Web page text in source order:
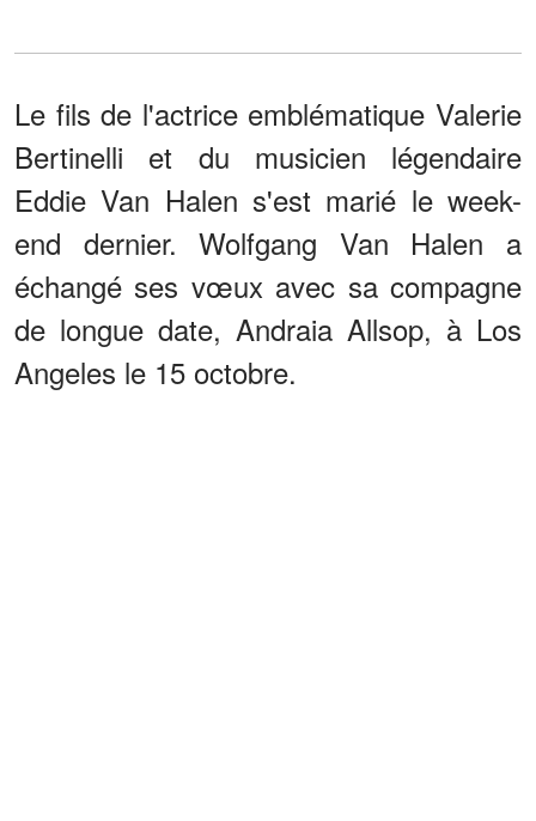
Le fils de l'actrice emblématique Valerie
Bertinelli et du musicien légendaire
Eddie Van Halen s'est marié le week-
end dernier. Wolfgang Van Halen a
échangé ses vœux avec sa compagne
de longue date, Andraia Allsop, à Los
Angeles le 15 octobre.